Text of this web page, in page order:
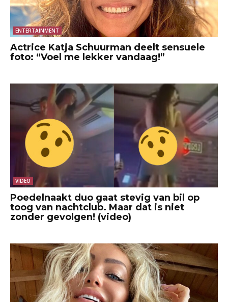
ENTERTAINMENT
Actrice Katja Schuurman deelt sensuele
foto: “Voel me lekker vandaag!”
VIDEO
Poedelnaakt duo gaat stevig van bil op
toog van nachtclub. Maar dat is niet
zonder gevolgen! (video)